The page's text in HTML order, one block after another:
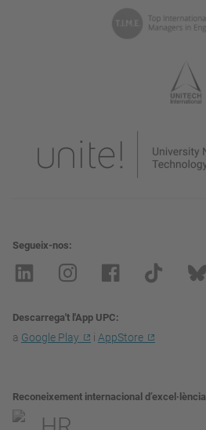
Segueix-nos
Descarrega't l'App UPC
a Google Play i AppStore
Reconeixement internacional d’excel·lència